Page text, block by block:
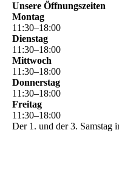
Unsere Öffnungszeiten
Montag
11 :30–18:00
Dienstag
11 :30–18:00
Mittwoch
11 :30–18:00
Donnerstag
11 :30–18:00
Freitag
11 :30–18:00
Der 1. und der 3. Samstag